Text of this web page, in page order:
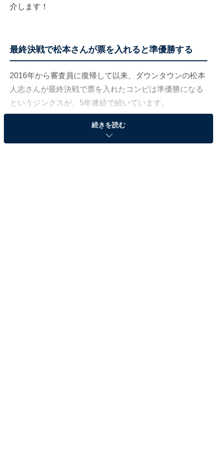
介します！
最終決戦で松本さんが票を入れると準優勝する
2016年から審査員に復帰して以来、ダウンタウンの松本
人志さんが最終決戦で票を入れたコンビは準優勝になる
というジンクスが、5年連続で続いています。
ファーストラウンドで歴代最高得点を記録したミルクボ
続きを読む